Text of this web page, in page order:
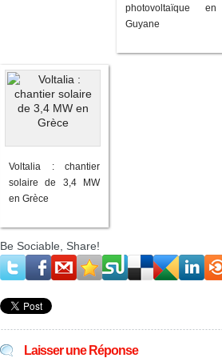
photovoltaïque en
Guyane
Voltalia : chantier
solaire de 3,4 MW
en Grèce
Be Sociable, Share!
Laisser une Réponse